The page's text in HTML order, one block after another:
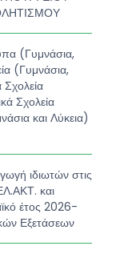
(Γυμνάσια,
(Γυμνάσια,
Σχολεία
και Λύκεια)
ιδιωτών στις
και
έτος 2026-
Εξετάσεων